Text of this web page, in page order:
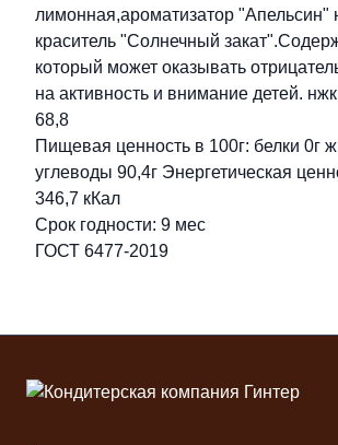
лимонная,ароматизатор "Апельсин"
краситель "Солнечный
который может оказывать
на активность и внимание детей.
68,8
Пищевая ценность в 100г: белки 0г
углеводы 90,4г Энергетическая
346,7 кКал
Срок годности: 9 мес
ГОСТ 6477-2019